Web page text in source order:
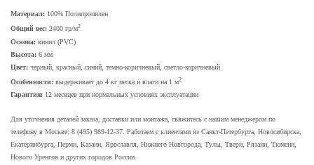
Материал: 100% Полипропилен
Общий вес: 2400 гр/м2
Основа: винил (PVC)
Высота: 6 мм
Цвет: черный, красный, синий, темно-коричневый, светло-коричневый
Особенности: выдерживает до 4 кг песка и влаги на 1 м2
Гарантия: 12 месяцев при нормальных условиях эксплуатации
Для уточнения деталей заказа, доставки или монтажа, свяжитесь с нашим менеджером по
телефону в Москве: 8 (495) 989-12-37. Работаем с клиентами из Санкт-Петербурга, Новосибирска,
Екатеринбурга, Перми, Казани, Ярославля, Нижнего Новгорода, Тулы, Твери, Рязани, Тюмени,
Нового Уренгоя и других городов России.